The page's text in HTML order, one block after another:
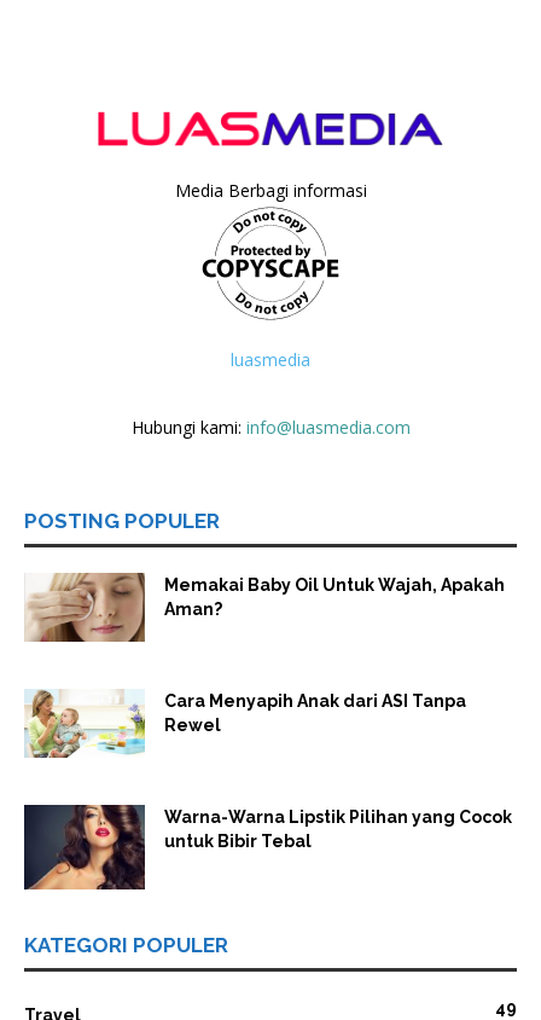
Media Berbagi informasi
luasmedia
Hubungi kami: info@luasmedia.com
POSTING POPULER
Memakai Baby Oil Untuk Wajah, Apakah
Aman?
Cara Menyapih Anak dari ASI Tanpa
Rewel
Warna-Warna Lipstik Pilihan yang Cocok
untuk Bibir Tebal
KATEGORI POPULER
Travel 49